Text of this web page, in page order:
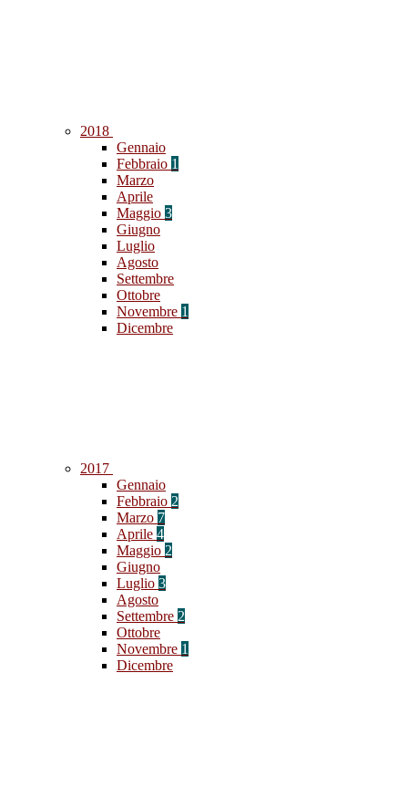
2018
Gennaio
Febbraio 1
Marzo
Aprile
Maggio 3
Giugno
Luglio
Agosto
Settembre
Ottobre
Novembre 1
Dicembre
2017
Gennaio
Febbraio 2
Marzo 7
Aprile 4
Maggio 2
Giugno
Luglio 3
Agosto
Settembre 2
Ottobre
Novembre 1
Dicembre